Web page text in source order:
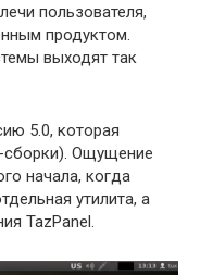
пользователя,
продуктом.
выходят так
5.0, которая
сборки). Ощущение
начала, когда
утилита, а
TazPanel.